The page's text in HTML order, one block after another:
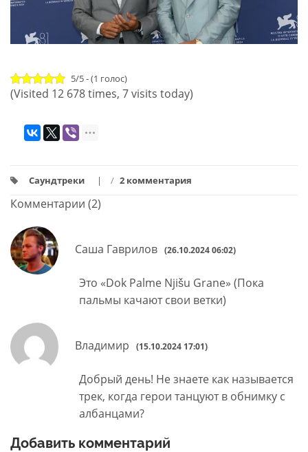
5/5 - (1 голос)
(Visited 12 678 times, 7 visits today)
Саундтреки / 2 комментария
Комментарии (2)
Саша Гаврилов (26.10.2024 06:02)
Это «Dok Palme Njišu Grane» (Пока
пальмы качают свои ветки)
Владимир (15.10.2024 17:01)
Добрый день! Не знаете как называется
трек, когда герои танцуют в обнимку с
албанцами?
Добавить комментарий